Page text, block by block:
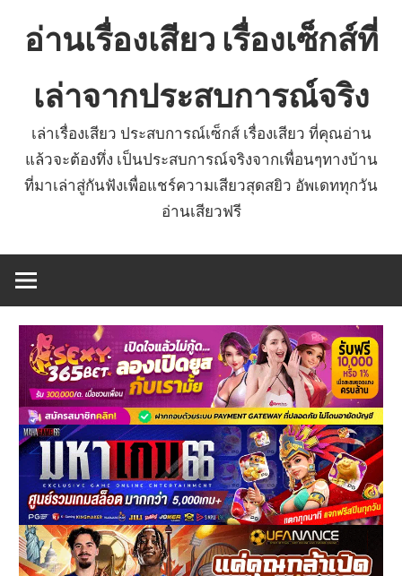
อ่านเรื่องเสียว เรื่องเซ็กส์ที่
เล่าจากประสบการณ์จริง
เล่าเรื่องเสียว ประสบการณ์เซ็กส์ เรื่องเสียว ที่คุณอ่าน
แล้วจะต้องทึ่ง เป็นประสบการณ์จริงจากเพื่อนๆทางบ้าน
ที่มาเล่าสู่กันฟังเพื่อแชร์ความเสียวสุดสยิว อัพเดททุกวัน
อ่านเสียวฟรี